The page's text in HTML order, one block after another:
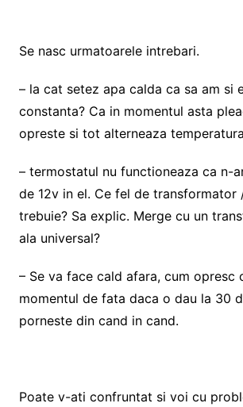
Se nasc urmatoarele intrebari.
– la cat setez apa calda ca sa am si
constanta? Ca in momentul asta
opreste si tot alterneaza
– termostatul nu functioneaza ca n-
de 12v in el. Ce fel de transformator
trebuie? Sa explic. Merge cu un
ala universal?
– Se va face cald afara, cum opresc
momentul de fata daca o dau la 30
porneste din cand in cand.
Poate v-ati confruntat si voi cu